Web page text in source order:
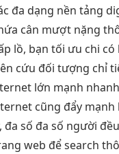
đa dạng nền tảng
cân mượt nặng
lồ, bạn tối ưu chi có
cứu đối tượng chỉ
lớn mạnh
cũng đẩy mạnh
đa số đa số người
web để search